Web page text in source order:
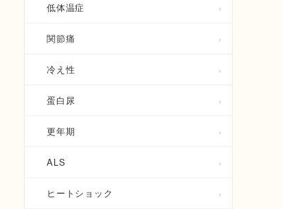
低体温症
関節痛
冷え性
蛋白尿
更年期
ALS
ヒートショック